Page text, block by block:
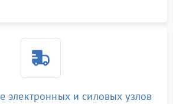
электронных и силовых узлов